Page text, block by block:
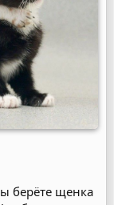
берёте щенка